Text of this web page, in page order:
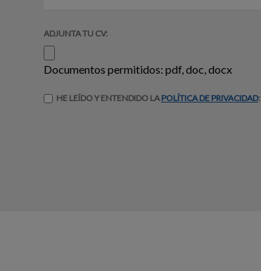
ADJUNTA TU CV:
Documentos permitidos: pdf, doc, docx
HE LEÍDO Y ENTENDIDO LA POLÍTICA DE PRIVACIDAD: